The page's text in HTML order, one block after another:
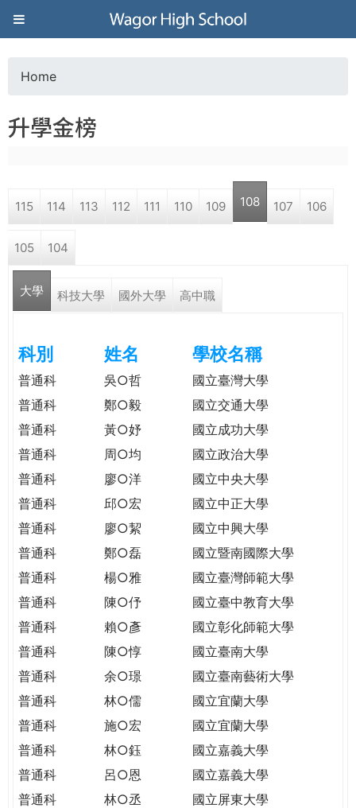
Jump to navigation
葳
格
高
學
格。
民。
WAGOR
TODAY
THE
WORLD
TOMORROW
PUTTING
YOU
o
a
r
e
e
r
e
Home
升學金榜
115 114 113 112 111 110 109 108 107 106
105 104
大學 科技大學 國外大學 高中職
科別 姓名 學校名稱
普通科 吳○哲
國立臺灣大學
普通科
鄭○毅
國立交通大學
普通科
黃○妤
國立成功大學
普通科
周○均
國立政治大學
普通科
廖○洋
國立中央大學
普通科
邱○宏
國立中正大學
普通科
廖○絜
國立中興大學
普通科
鄭○磊
國立暨南國際大學
普通科
楊○雅
國立臺灣師範大學
普通科
陳○伃
國立臺中教育大學
普通科
賴○彥
國立彰化師範大學
普通科
陳○惇
國立臺南大學
普通科
余○璟
國立臺南藝術大學
普通科
林○儒
國立宜蘭大學
普通科
施○宏
國立宜蘭大學
普通科
林○鈺
國立嘉義大學
普通科
呂○恩
國立嘉義大學
普通科
林○丞
國立屏東大學